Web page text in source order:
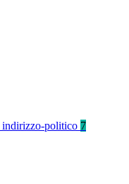
indirizzo-politico 7